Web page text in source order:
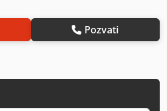
Pozvati